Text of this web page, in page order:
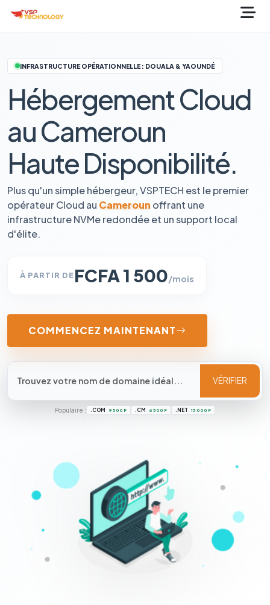
INFRASTRUCTURE OPÉRATIONNELLE : DOUALA & YAOUNDÉ
Hébergement Cloud
au Cameroun
Haute Disponibilité.
Plus qu'un simple hébergeur, VSPTECH est le premier
opérateur Cloud au Cameroun offrant une
infrastructure NVMe redondée et un support local
d'élite.
À PARTIR DEFCFA 1 500/mois
COMMENCEZ MAINTENANT
VÉRIFIER
Populaire : .COM 9 500 F .CM 6 500 F .NET 15 000 F